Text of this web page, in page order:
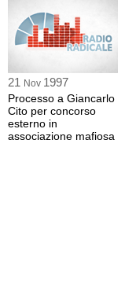
21 Nov 1997
Processo a Giancarlo
Cito per concorso
esterno in
associazione mafiosa